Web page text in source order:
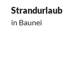
Strandurlaub
in Baunei